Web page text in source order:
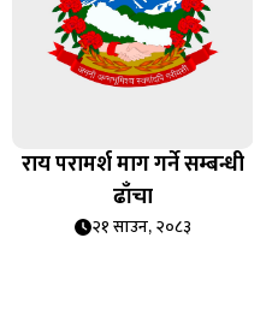
राय परामर्श माग गर्ने सम्बन्धी
ढाँचा
२१ साउन, २०८३